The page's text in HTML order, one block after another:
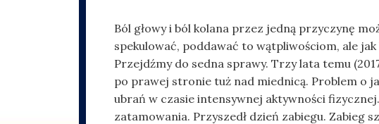
Ból głowy i ból kolana przez jedną przyczynę
spekulować, poddawać to wątpliwościom, ale jak
Przejdźmy do sedna sprawy. Trzy lata temu
po prawej stronie tuż nad miednicą. Problem o
ubrań w czasie intensywnej aktywności
zatamowania. Przyszedł dzień zabiegu. Zabieg